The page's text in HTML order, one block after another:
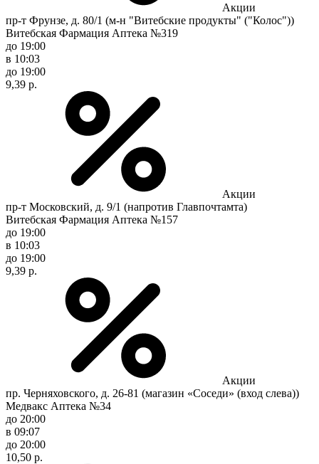
Акции
пр-т Фрунзе, д. 80/1 (м-н "Витебские продукты" ("Колос"))
Витебская Фармация Аптека №319
до 19:00
в 10:03
до 19:00
9,39 р.
Акции
пр-т Московский, д. 9/1 (напротив Главпочтамта)
Витебская Фармация Аптека №157
до 19:00
в 10:03
до 19:00
9,39 р.
Акции
пр. Черняховского, д. 26-81 (магазин «Соседи» (вход слева))
Медвакс Аптека №34
до 20:00
в 09:07
до 20:00
10,50 р.